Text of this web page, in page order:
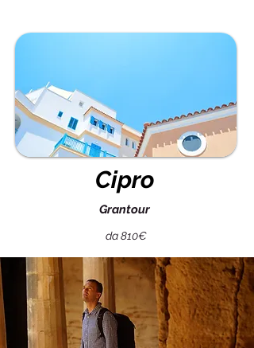
Cipro
Grantour
da 810€